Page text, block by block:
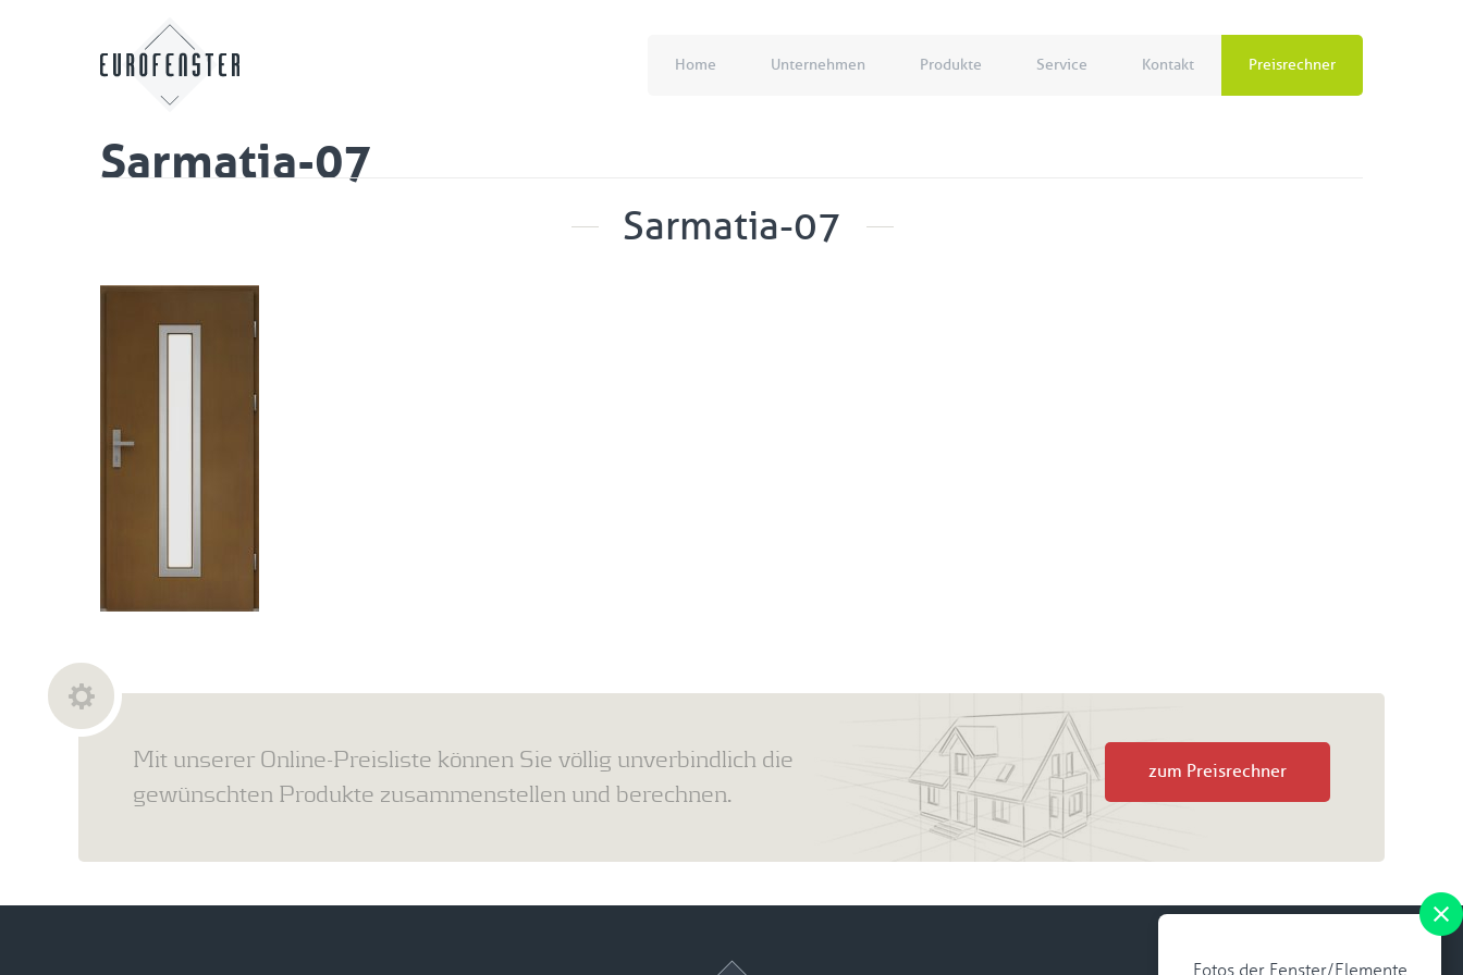
Home Unternehmen Produkte Service Kontakt Preisrechner
Sarmatia-07
Sarmatia-07
Fotos der Fenster/Elemente
Mit unserer Online-Preisliste können Sie völlig unverbindlich die
gewünschten Produkte zusammenstellen und berechnen.
zum Preisrechner